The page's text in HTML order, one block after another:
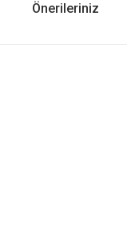
Önerileriniz